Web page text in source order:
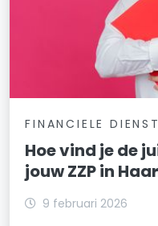
FINANCIELE
Hoe vind je de
jouw ZZP in
9 februari 2026